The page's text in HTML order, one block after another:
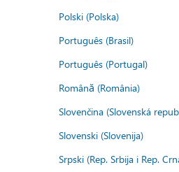
Polski (Polska)
Português (Brasil)
Português (Portugal)
Română (România)
Slovenčina (Slovenská
Slovenski (Slovenija)
Srpski (Rep. Srbija i Rep.